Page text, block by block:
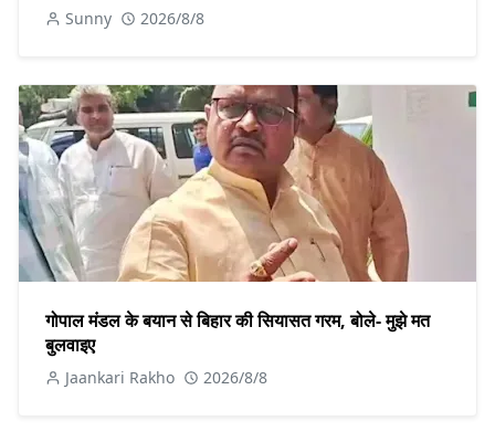
Sunny 2026/8/8
गोपाल मंडल के बयान से बिहार की सियासत गरम, बोले- मुझे मत
बुलवाइए
Jaankari Rakho 2026/8/8